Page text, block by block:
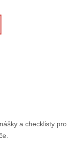
a checklisty pro